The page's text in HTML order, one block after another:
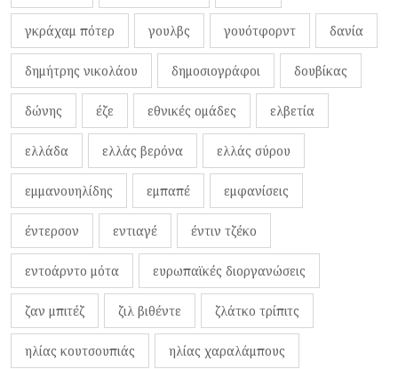
γκράχαμ πότερ γουλβς γουότφορντ δανία
δημήτρης νικολάου δημοσιογράφοι δουβίκας
δώνης έζε εθνικές ομάδες ελβετία
ελλάδα ελλάς βερόνα ελλάς σύρου
εμμανουηλίδης εμπαπέ εμφανίσεις
έντερσον εντιαγέ έντιν τζέκο
εντοάρντο μότα ευρωπαϊκές διοργανώσεις
ζαν μπιτέζ ζιλ βιθέντε ζλάτκο τρίπιτς
ηλίας κουτσουπιάς ηλίας χαραλάμπους